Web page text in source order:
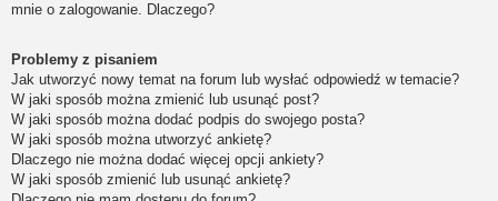
mnie o zalogowanie. Dlaczego?
Problemy z pisaniem
Jak utworzyć nowy temat na forum lub wysłać odpowiedź w temacie?
W jaki sposób można zmienić lub usunąć post?
W jaki sposób można dodać podpis do swojego posta?
W jaki sposób można utworzyć ankietę?
Dlaczego nie można dodać więcej opcji ankiety?
W jaki sposób zmienić lub usunąć ankietę?